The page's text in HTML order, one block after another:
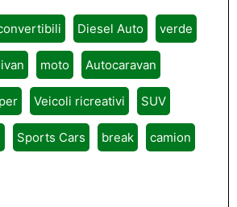
Diesel Auto verde
moto Autocaravan
Veicoli ricreativi SUV
Sports Cars break camion